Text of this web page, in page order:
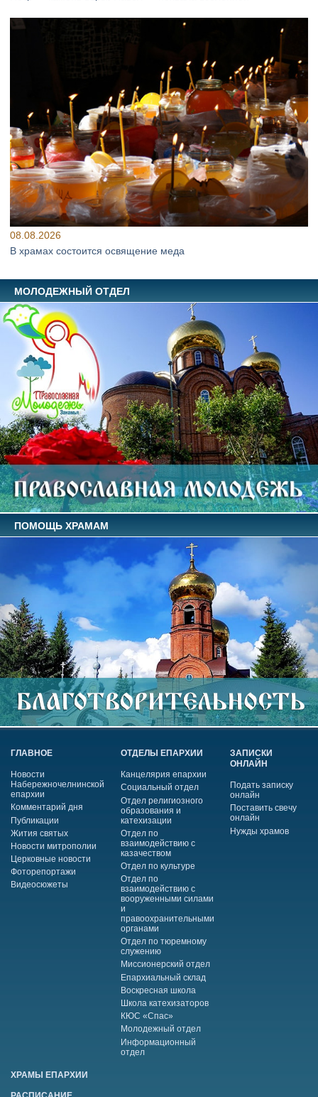
08.08.2026
В храмах состоится освящение меда
МОЛОДЕЖНЫЙ ОТДЕЛ
ПОМОЩЬ ХРАМАМ
ГЛАВНОЕ
Новости
Набережночелнинской
епархии
Комментарий дня
Публикации
Жития святых
Новости митрополии
Церковные новости
Фоторепортажи
Видеосюжеты
ОТДЕЛЫ ЕПАРХИИ
Канцелярия епархии
Социальный отдел
Отдел религиозного
образования и
катехизации
Отдел по
взаимодействию с
казачеством
Отдел по культуре
Отдел по
взаимодействию с
вооруженными силами
и
правоохранительными
органами
Отдел по тюремному
служению
Миссионерский отдел
Епархиальный склад
Воскресная школа
Школа катехизаторов
КЮС «Спас»
Молодежный отдел
Информационный
отдел
ЗАПИСКИ
ОНЛАЙН
Подать записку
онлайн
Поставить свечу
онлайн
Нужды храмов
ХРАМЫ ЕПАРХИИ